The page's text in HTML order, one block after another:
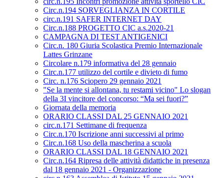
Circ.n.194 SORVEGLIANZA IN CORTILE
circ.n.191 SAFER INTERNET DAY
Circ.n.188 PROGETTO CIC a.s.2020-21
CAMPAGNA DI TEST ANTIGENICI
Circ.n. 180 Giuria Scolastica Premio Internazionale
Lattes Grinzane
Circolare n.179 informativa del 28 gennaio
Circ.n.177 utilizzo del cortile e divieto di fumo
Circ. n.176 Sciopero 29 gennaio 2021
"Se la mente si allontana, tu restami vicino" Lo slogan
della 3I vincitore del concorso: “Ma sei fuori?”
Giornata della memoria
ORARIO CLASSI DAL 25 GENNAIO 2021
circ.n.171 Settimane di frequenza
Circ.n.170 Iscrizione anni successivi al primo
Circ.n.168 Uso della mascherina a scuola
ORARIO CLASSI DAL 18 GENNAIO 2021
Circ.n.164 Ripresa delle attività didattiche in presenza
dal 18 gennaio 2021 - Organizzazione